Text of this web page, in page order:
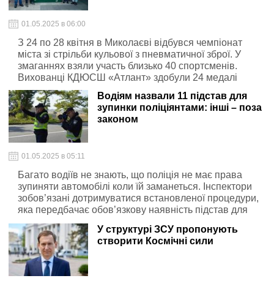
01.05.2025 в 06:00
З 24 по 28 квітня в Миколаєві відбувся чемпіонат
міста зі стрільби кульової з пневматичної зброї. У
змаганнях взяли участь близько 40 спортсменів.
Вихованці КДЮСШ «Атлант» здобули 24 медалі
Водіям назвали 11 підстав для
зупинки поліціянтами: інші – поза
законом
01.05.2025 в 05:11
Багато водіїв не знають, що поліція не має права
зупиняти автомобілі коли їй заманеться. Інспектори
зобов’язані дотримуватися встановленої процедури,
яка передбачає обов’язкову наявність підстав для
перевірки, вичерпний перелік яких зазначено у ст.35
ЗУ «Про Національну поліцію»У структурі ЗСУ пропонують
створити Космічні сили